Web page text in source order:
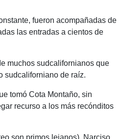
fueron acompañadas de
las entradas a cientos de
muchos sudcalifornianos que
sudcaliforniano de raíz.
tomó Cota Montaño, sin
recurso a los más recónditos